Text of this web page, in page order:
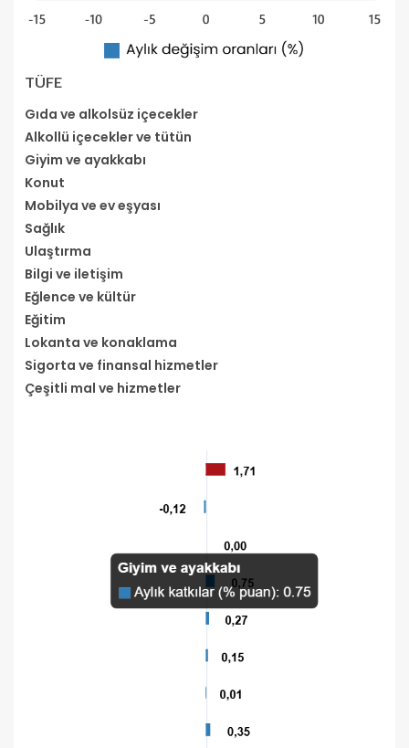
TÜFE
Gıda ve alkolsüz içecekler
Alkollü içecekler ve tütün
Giyim ve ayakkabı
Konut
Mobilya ve ev eşyası
Sağlık
Ulaştırma
Bilgi ve iletişim
Eğlence ve kültür
Eğitim
Lokanta ve konaklama
Sigorta ve finansal hizmetler
Çeşitli mal ve hizmetler